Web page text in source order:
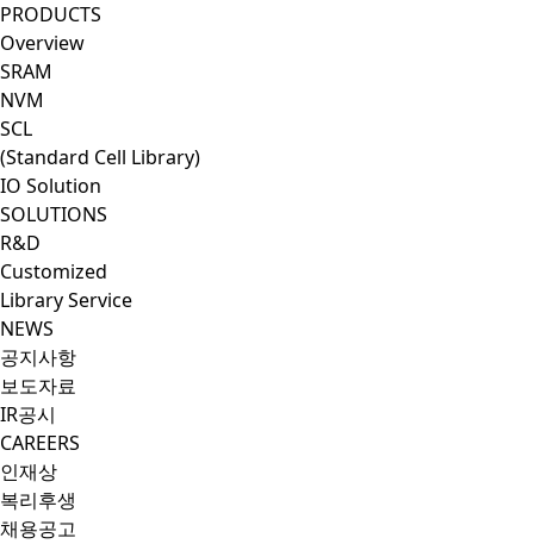
PRODUCTS
Overview
SRAM
NVM
SCL
(Standard Cell Library)
IO Solution
SOLUTIONS
R&D
Customized
Library Service
NEWS
공지사항
보도자료
IR공시
CAREERS
인재상
복리후생
채용공고